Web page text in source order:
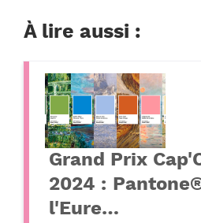
À lire aussi :
Grand Prix
2024 :
l'Eure…